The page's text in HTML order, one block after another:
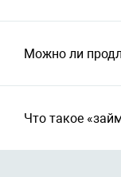
Можно ли
Что такое